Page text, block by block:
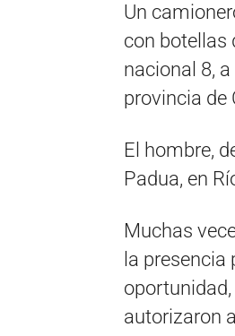
Un
con botellas
nacional 8,
provincia de
El hombre,
Padua, en
Muchas
la
autorizaron